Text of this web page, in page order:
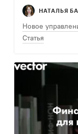
Институт
Баранова
НАТАЛЬЯ
Новое
Статья